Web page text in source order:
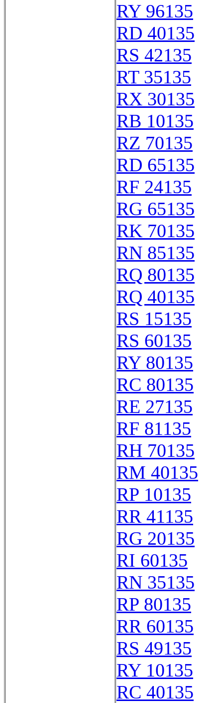
RY 96135
RD 40135
RS 42135
RT 35135
RX 30135
RB 10135
RZ 70135
RD 65135
RF 24135
RG 65135
RK 70135
RN 85135
RQ 80135
RQ 40135
RS 15135
RS 60135
RY 80135
RC 80135
RE 27135
RF 81135
RH 70135
RM 40135
RP 10135
RR 41135
RG 20135
RI 60135
RN 35135
RP 80135
RR 60135
RS 49135
RY 10135
RC 40135